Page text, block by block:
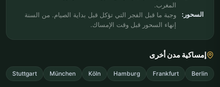
المغرب.
السحور:
وجبة ما قبل الفجر التي تؤكل قبل بداية الصيام. من السنة
إنهاء السحور قبل وقت الإمساك.
إمساكية مدن أخرى
Berlin
Frankfurt
Hamburg
Köln
München
Stuttgart